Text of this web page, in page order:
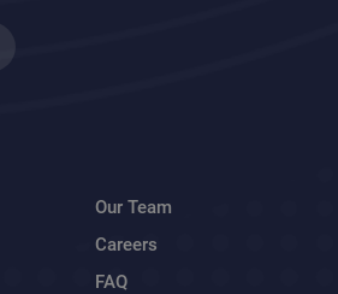
Our Team
Careers
FAQ